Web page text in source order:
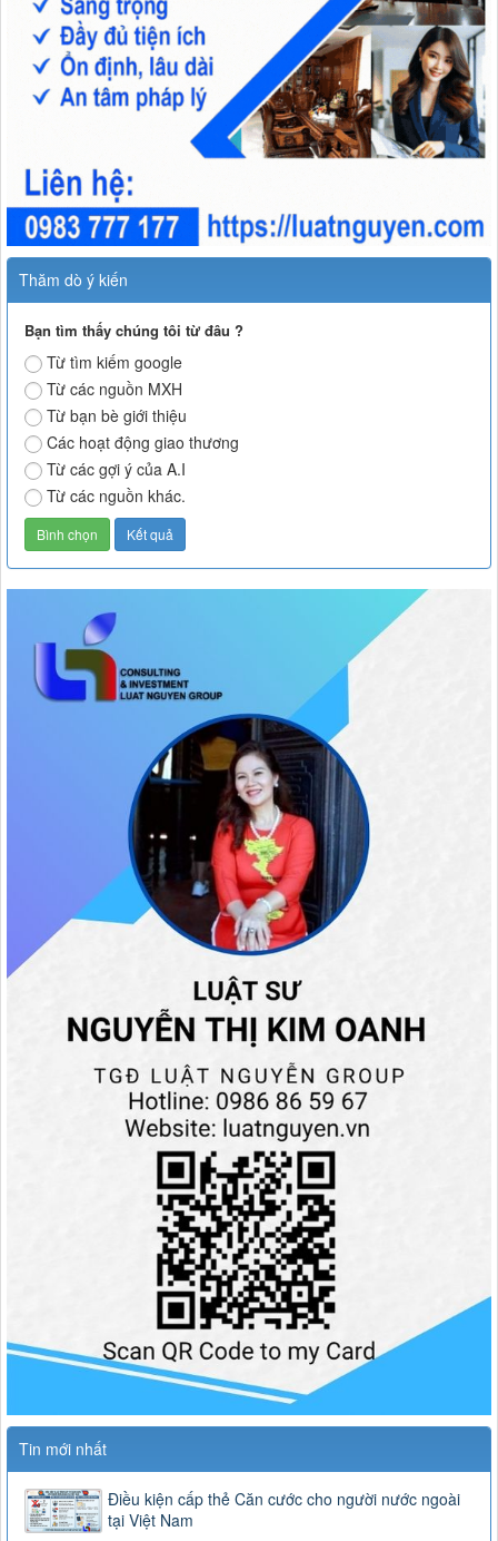
Thăm dò ý kiến
Bạn tìm thấy chúng tôi từ đâu ?
Từ tìm kiếm google
Từ các nguồn MXH
Từ bạn bè giới thiệu
Các hoạt động giao thương
Từ các gợi ý của A.I
Từ các nguồn khác.
Tin mới nhất
Điều kiện cấp thẻ Căn cước cho người nước ngoài
tại Việt Nam